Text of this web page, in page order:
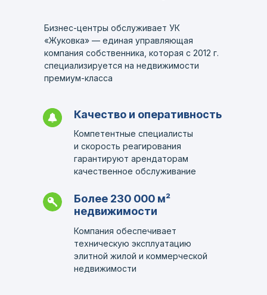
Бизнес-центры обслуживает УК
«Жуковка» — единая управляющая
компания собственника, которая с 2012 г.
специализируется на недвижимости
премиум-класса
Качество и оперативность
Компетентные специалисты
и скорость реагирования
гарантируют арендаторам
качественное обслуживание
Более 230 000 м²
недвижимости
Компания обеспечивает
техническую эксплуатацию
элитной жилой и коммерческой
недвижимости